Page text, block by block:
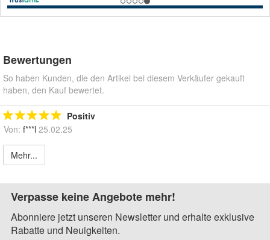
Bewertungen
So haben Kunden, die den Artikel bei diesem Verkäufer gekauft
haben, den Kauf bewertet.
Positiv
Von: f***l 25.02.25
Mehr...
Verpasse keine Angebote mehr!
Abonniere jetzt unseren Newsletter und erhalte exklusive
Rabatte und Neuigkeiten.